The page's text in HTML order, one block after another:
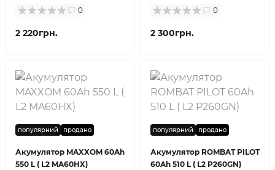
0
2 220грн.
0
2 300грн.
популярний продано
Акумулятор MAXXOM 60Ah
550 L ( L2 MA60HX)
популярний продано
Акумулятор ROMBAT PILOT
60Ah 510 L ( L2 P260GN)